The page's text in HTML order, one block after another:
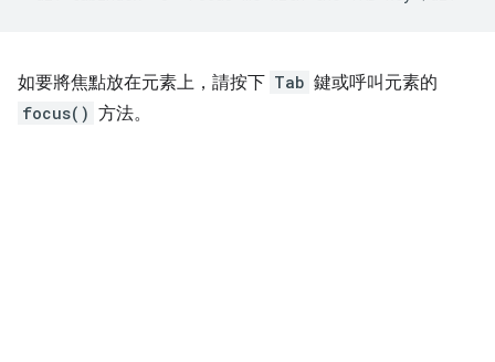
如要將焦點放在元素上，請按下 Tab 鍵或呼叫元素的
focus() 方法。